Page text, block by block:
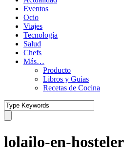
Eventos
Ocio
Viajes
Tecnología
Salud
Chefs
Más…
Producto
Libros y Guías
Recetas de Cocina
lolailo-en-